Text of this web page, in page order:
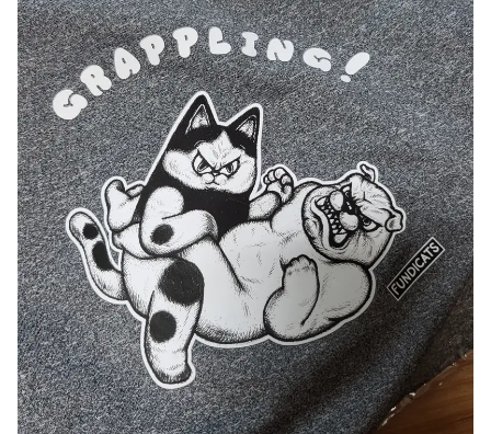
文具/オフィス
スマホ
リビング
ファブリック
スポーツ
キッズ
ペット
フレーム
会員登録
スウェッ
トシャツ
フードパ
ーカー
ジップア
ップ
アウター パンツ
法被/ロー
ブ
カラー